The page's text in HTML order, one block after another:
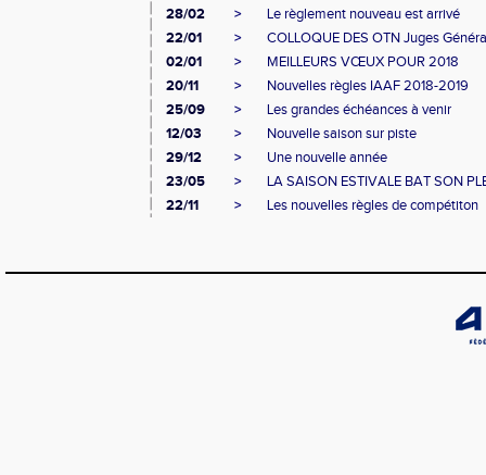
28/02
>
Le règlement nouveau est arrivé
22/01
>
COLLOQUE DES OTN Juges
02/01
>
MEILLEURS VŒUX POUR 2018
20/11
>
Nouvelles règles IAAF 2018-2019
25/09
>
Les grandes échéances à venir
12/03
>
Nouvelle saison sur piste
29/12
>
Une nouvelle année
23/05
>
LA SAISON ESTIVALE BAT SON
22/11
> Les nouvelles règles de compétiton